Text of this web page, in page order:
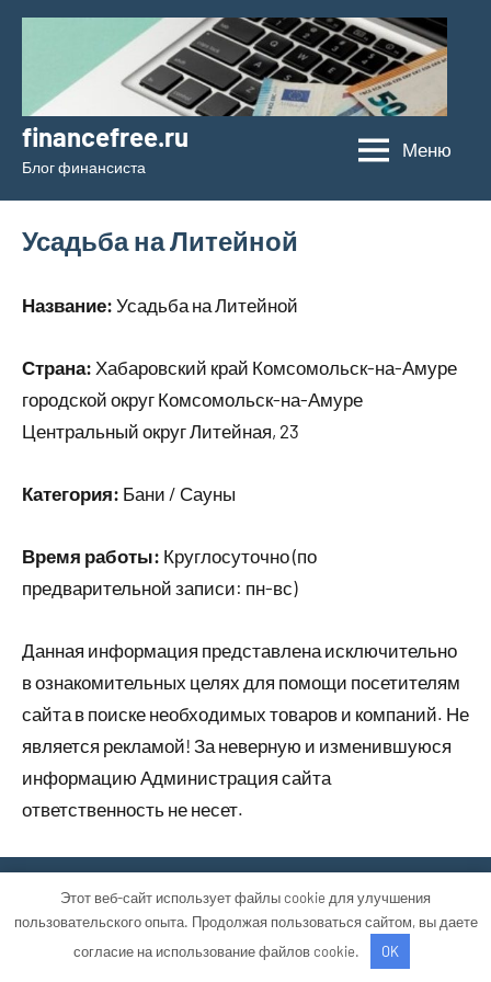
Перейти
содержимому
financefree.ru
Блог финансиста
Меню
Усадьба на Литейной
Название: Усадьба на Литейной
Страна: Хабаровский край Комсомольск-на-Амуре
городской округ Комсомольск-на-Амуре
Центральный округ Литейная, 23
Категория: Бани / Сауны
Время работы: Круглосуточно (по
предварительной записи: пн-вс)
Данная информация представлена исключительно
в ознакомительных целях для помощи посетителям
сайта в поиске необходимых товаров и компаний. Не
является рекламой! За неверную и изменившуюся
информацию Администрация сайта
ответственность не несет.
Тема WordPress: Occasio от ThemeZee.
Этот веб-сайт использует файлы cookie для улучшения
пользовательского опыта. Продолжая пользоваться сайтом, вы даете
согласие на использование файлов cookie.
OK